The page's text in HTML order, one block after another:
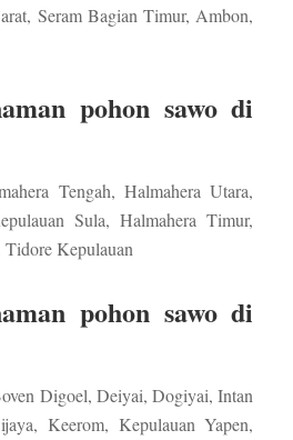
Seram Bagian Timur, Ambon,
pohon sawo di
Tengah, Halmahera Utara,
Sula, Halmahera Timur,
Kepulauan
pohon sawo di
Digoel, Deiyai, Dogiyai, Intan
Keerom, Kepulauan Yapen,